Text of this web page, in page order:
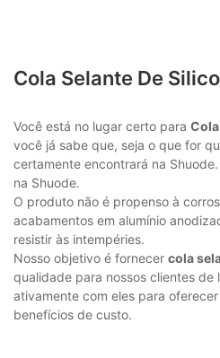
Cola Selante De
Você está no lugar certo para
você já sabe que, seja o que for
certamente encontrará na
na Shuode.
O produto não é propenso à
acabamentos em alumínio
resistir às intempéries.
Nosso objetivo é fornecer cola
qualidade para nossos clientes
ativamente com eles para
benefícios de custo.